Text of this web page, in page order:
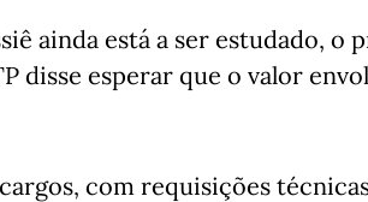
ainda está a ser estudado, o
disse esperar que o valor
com requisições